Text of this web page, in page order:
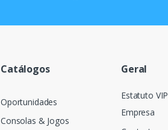
Catálogos
Oportunidades
Consolas & Jogos
Geral
Estatuto VIP
Empresa